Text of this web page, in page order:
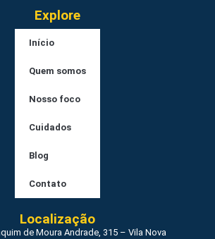
Explore
Início
Quem somos
Nosso foco
Cuidados
Blog
Contato
Localização
de Moura Andrade, 315 – Vila Nova